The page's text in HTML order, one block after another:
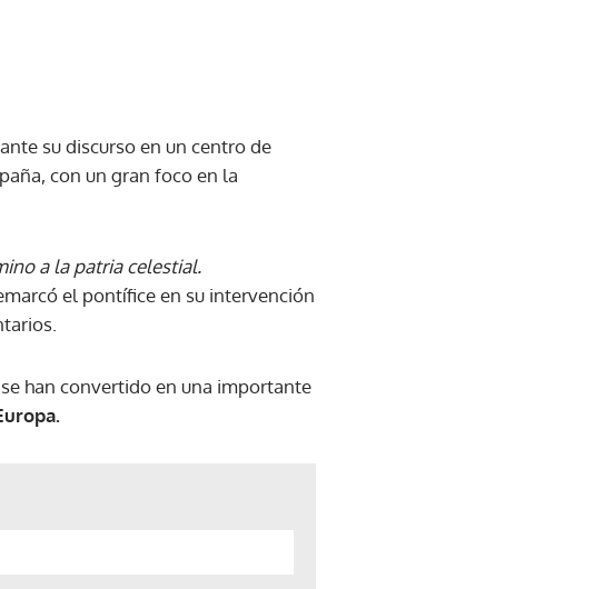
su discurso en un centro de
con un gran foco en la
a la patria celestial.
el pontífice en su intervención
han convertido en una importante